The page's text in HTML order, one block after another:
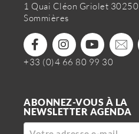
1 Quai Cléon Griolet 30250
Sommières
+33 (0)4 66 80 99 30
ABONNEZ-VOUS À LA
NEWSLETTER AGENDA